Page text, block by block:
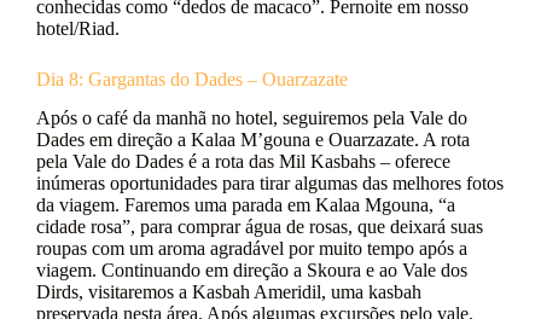
conhecidas como “dedos de macaco”. Pernoite em nosso
hotel/Riad.
Dia 8: Gargantas do Dades – Ouarzazate
Após o café da manhã no hotel, seguiremos pela Vale do
Dades em direção a Kalaa M’gouna e Ouarzazate. A rota
pela Vale do Dades é a rota das Mil Kasbahs – oferece
inúmeras oportunidades para tirar algumas das melhores fotos
da viagem. Faremos uma parada em Kalaa Mgouna, “a
cidade rosa”, para comprar água de rosas, que deixará suas
roupas com um aroma agradável por muito tempo após a
viagem. Continuando em direção a Skoura e ao Vale dos
Dirds, visitaremos a Kasbah Ameridil, uma kasbah
preservada nesta área. Após algumas excursões pelo vale,